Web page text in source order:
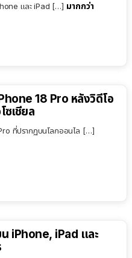
และ iPad […] มากกว่า
18 Pro หลังวิดีโอ
ซเชียล
ที่ปรากฏบนโลกออนไล […]
iPhone, iPad และ